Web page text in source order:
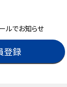
ルでお知らせ
登録